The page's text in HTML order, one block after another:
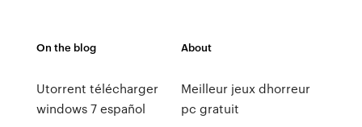
On the blog
Utorrent télécharger
windows 7 español
About
Meilleur jeux dhorreur
pc gratuit